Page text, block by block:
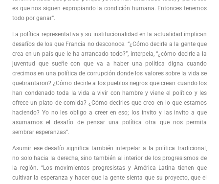
es que nos siguen expropiando la condición humana. Entonces tenemos
todo por ganar”.
La política representativa y su institucionalidad en la actualidad implican
desafíos de los que Francia no desconoce. “¿Cómo decirle a la gente que
crea en un país que le ha arrancado todo?”, interpela, “¿cómo decirle a la
juventud que sueñe con que va a haber una política digna cuando
crecimos en una política de corrupción donde los valores sobre la vida se
quebrantaron? ¿Cómo decirle a los pueblos negros que crean cuando los
han condenado toda la vida a vivir con hambre y viene el político y les
ofrece un plato de comida? ¿Cómo decirles que creo en lo que estamos
haciendo? Yo no les obligo a creer en eso; los invito y las invito a que
asumamos el desafío de pensar una política otra que nos permita
sembrar esperanzas”.
Asumir ese desafío significa también interpelar a la política tradicional,
no solo hacia la derecha, sino también al interior de los progresismos de
la región. “Los movimientos progresistas y América Latina tienen que
cultivar la esperanza y hacer que la gente sienta que su proyecto, que el